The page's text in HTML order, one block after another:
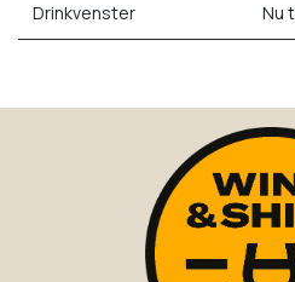
Drinkvenster Nu